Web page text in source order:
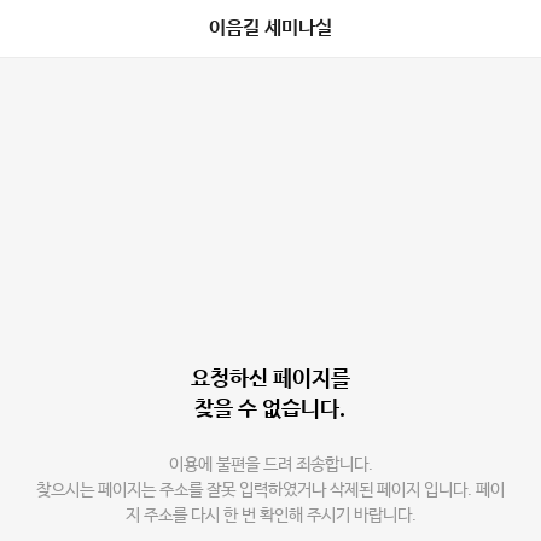
이음길 세미나실
요청하신 페이지를
찾을 수 없습니다.
이용에 불편을 드려 죄송합니다.
찾으시는 페이지는 주소를 잘못 입력하였거나 삭제된 페이지 입니다. 페이
지 주소를 다시 한 번 확인해 주시기 바랍니다.